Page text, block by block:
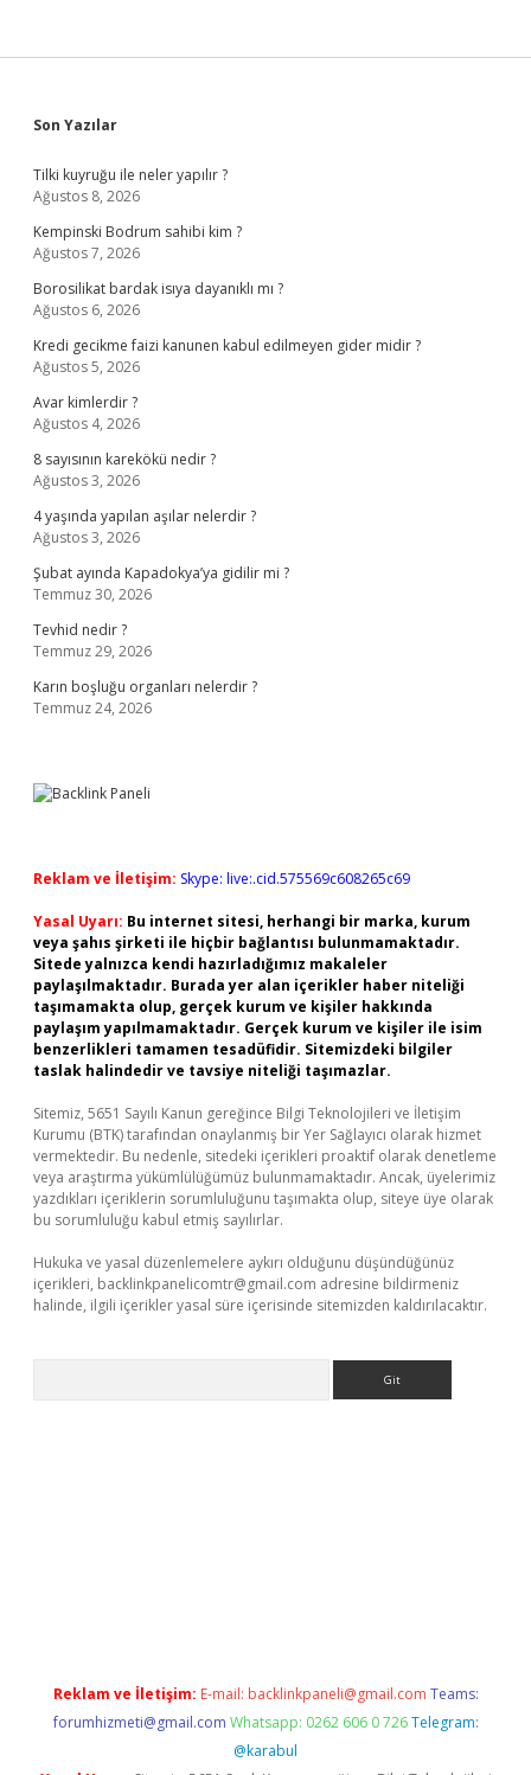
Sidebar
Son Yazılar
Tilki kuyruğu ile neler yapılır ?
Ağustos 8, 2026
Kempinski Bodrum sahibi kim ?
Ağustos 7, 2026
Borosilikat bardak isıya dayanıklı mı ?
Ağustos 6, 2026
Kredi gecikme faizi kanunen kabul edilmeyen gider midir ?
Ağustos 5, 2026
Avar kimlerdir ?
Ağustos 4, 2026
8 sayısının karekökü nedir ?
Ağustos 3, 2026
4 yaşında yapılan aşılar nelerdir ?
Ağustos 3, 2026
Şubat ayında Kapadokya’ya gidilir mi ?
Temmuz 30, 2026
Tevhid nedir ?
Temmuz 29, 2026
Karın boşluğu organları nelerdir ?
Temmuz 24, 2026
Reklam ve İletişim: Skype: live:.cid.575569c608265c69
Yasal Uyarı: Bu internet sitesi, herhangi bir marka, kurum
veya şahıs şirketi ile hiçbir bağlantısı bulunmamaktadır.
Sitede yalnızca kendi hazırladığımız makaleler
paylaşılmaktadır. Burada yer alan içerikler haber niteliği
taşımamakta olup, gerçek kurum ve kişiler hakkında
paylaşım yapılmamaktadır. Gerçek kurum ve kişiler ile isim
benzerlikleri tamamen tesadüfidir. Sitemizdeki bilgiler
taslak halindedir ve tavsiye niteliği taşımazlar.
Sitemiz, 5651 Sayılı Kanun gereğince Bilgi Teknolojileri ve İletişim
Kurumu (BTK) tarafından onaylanmış bir Yer Sağlayıcı olarak hizmet
vermektedir. Bu nedenle, sitedeki içerikleri proaktif olarak denetleme
veya araştırma yükümlülüğümüz bulunmamaktadır. Ancak, üyelerimiz
yazdıkları içeriklerin sorumluluğunu taşımakta olup, siteye üye olarak
bu sorumluluğu kabul etmiş sayılırlar.
Hukuka ve yasal düzenlemelere aykırı olduğunu düşündüğünüz
içerikleri, backlinkpanelicomtr@gmail.com adresine bildirmeniz
halinde, ilgili içerikler yasal süre içerisinde sitemizden kaldırılacaktır.
Reklam ve İletişim: E-mail: backlinkpaneli@gmail.com Teams:
forumhizmeti@gmail.com Whatsapp: 0262 606 0 726 Telegram:
@karabul